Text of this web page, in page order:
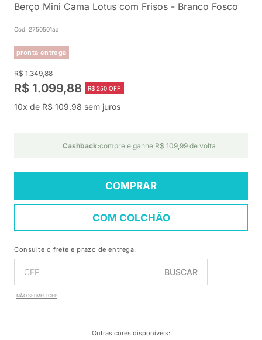
Berço Mini Cama Lotus com Frisos - Branco Fosco
Cod. 2750501aa
pronta entrega
R$ 1.349,88
R$ 1.099,88 R$ 250 OFF
10x de R$ 109,98 sem juros
Cashback:compre e ganhe R$ 109,99 de volta
COMPRAR
COM COLCHÃO
Consulte o frete e prazo de entrega:
BUSCAR
NÃO SEI MEU CEP
Outras cores disponíveis: